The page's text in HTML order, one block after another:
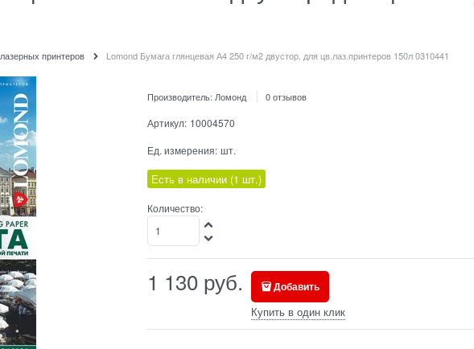
принтеров Lomond Бумага глянцевая А4 250 г/м2 двустор. для цв.лаз.принтеров 150л 0310441
Производитель: Ломонд 0 отзывов
Артикул: 10004570
Ед. измерения: шт.
Есть в наличии (1 шт.)
Количество:
1 130 руб. Добавить
Купить в один клик